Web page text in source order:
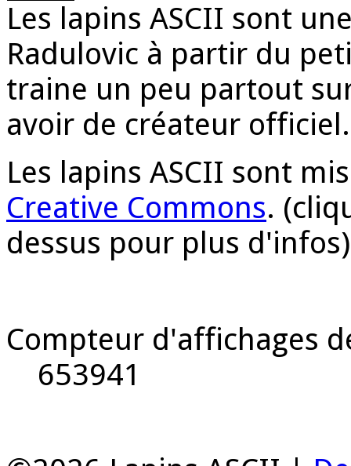
Les lapins ASCII sont
Radulovic à partir du
traine un peu partout
avoir de créateur
Les lapins ASCII sont
Creative Commons.
dessus pour plus d'infos)
Compteur d'affichages
653941